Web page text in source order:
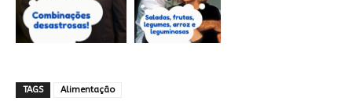
TAGS Alimentação